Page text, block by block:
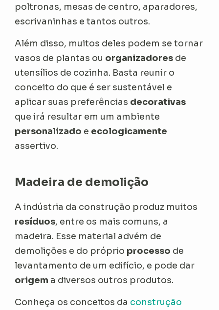
poltronas, mesas de centro, aparadores,
escrivaninhas e tantos outros.
Além disso, muitos deles podem se tornar
vasos de plantas ou organizadores de
utensílios de cozinha. Basta reunir o
conceito do que é ser sustentável e
aplicar suas preferências decorativas
que irá resultar em um ambiente
personalizado e ecologicamente
assertivo.
Madeira de demolição
A indústria da construção produz muitos
resíduos, entre os mais comuns, a
madeira. Esse material advém de
demolições e do próprio processo de
levantamento de um edifício, e pode dar
origem a diversos outros produtos.
Conheça os conceitos da construção